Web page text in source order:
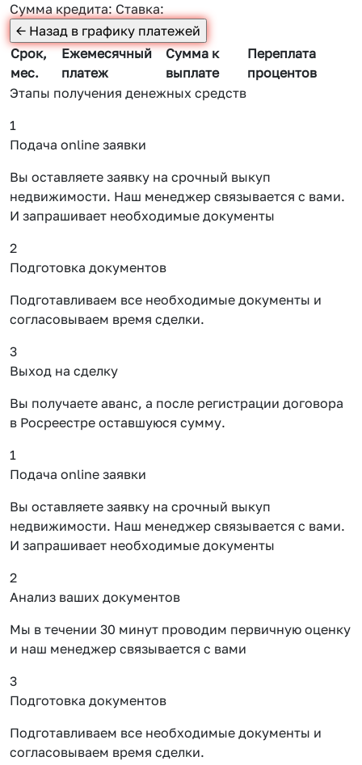
Сумма кредита:Ставка:
Срок,
мес.
Ежемесячный
платеж
Сумма к
выплате
Переплата
процентов
Этапы получения денежных средств
1
Подача online заявки
Вы оставляете заявку на срочный выкуп
недвижимости. Наш менеджер связывается с вами.
И запрашивает необходимые документы
2
Подготовка документов
Подготавливаем все необходимые документы и
согласовываем время сделки.
3
Выход на сделку
Вы получаете аванс, а после регистрации договора
в Росреестре оставшуюся сумму.
1
Подача online заявки
Вы оставляете заявку на срочный выкуп
недвижимости. Наш менеджер связывается с вами.
И запрашивает необходимые документы
2
Анализ ваших документов
Мы в течении 30 минут проводим первичную оценку
и наш менеджер связывается с вами
3
Подготовка документов
Подготавливаем все необходимые документы и
согласовываем время сделки.